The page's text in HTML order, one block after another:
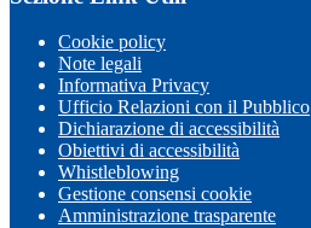
Cookie policy
Note legali
Informativa Privacy
Ufficio Relazioni con il Pubblico
Dichiarazione di accessibilità
Obiettivi di accessibilità
Whistleblowing
Gestione consensi cookie
Amministrazione trasparente